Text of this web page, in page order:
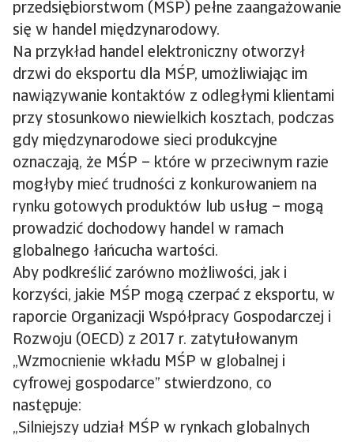
przedsiębiorstwom (MŚP) pełne zaangażowanie
się w handel międzynarodowy.
Na przykład handel elektroniczny otworzył
drzwi do eksportu dla MŚP, umożliwiając im
nawiązywanie kontaktów z odległymi klientami
przy stosunkowo niewielkich kosztach, podczas
gdy międzynarodowe sieci produkcyjne
oznaczają, że MŚP – które w przeciwnym razie
mogłyby mieć trudności z konkurowaniem na
rynku gotowych produktów lub usług – mogą
prowadzić dochodowy handel w ramach
globalnego łańcucha wartości.
Aby podkreślić zarówno możliwości, jak i
korzyści, jakie MŚP mogą czerpać z eksportu, w
raporcie Organizacji Współpracy Gospodarczej i
Rozwoju (OECD) z 2017 r. zatytułowanym
„Wzmocnienie wkładu MŚP w globalnej i
cyfrowej gospodarce” stwierdzono, co
następuje:
„Silniejszy udział MŚP w rynkach globalnych